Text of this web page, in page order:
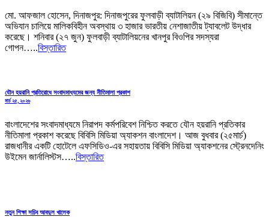
মো. আফজাল হোসেন, দিনাজপুর: দিনাজপুরের ফুলবাড়ী ব্যাটালিয়ন (২৯ বিজিবি) সীমান্তে
অভিযান চালিয়ে মালিকবিহীন অবস্থায় ৩ হাজার ভারতীয় নেশাজাতীয় ট্যাবলেট উদ্ধার
করেছে। শনিবার (২৭ জুন) ফুলবাড়ী ব্যাটালিয়নের খানপুর বিওপির সদস্যরা
গোপন…..বিস্তারিত
যৌন হয়রানি প্রতিরোধে সংবাদমাধ্যমের জন্য নীতিমালা প্রকাশ
মার্চ ২৫, ২০২৬
বাংলাদেশের সংবাদমাধ্যমে নিরাপদ কর্মপরিবেশ নিশ্চিত করতে যৌন হয়রানি প্রতিকার
নীতিমালা প্রকাশ করেছে বিবিসি মিডিয়া অ্যাকশন বাংলাদেশ। আজ বুধবার (২৫মার্চ)
রাজধানীর একটি হোটেলে এফসিডিও-এর সহায়তায় বিবিসি মিডিয়া অ্যাকশনের স্ট্রেনদেনিং
উইমেন জার্নালিস্টস…..বিস্তারিত
নতুন শিক্ষা সচিব আবদুল খালেক